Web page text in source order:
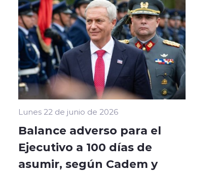
Lunes 22 de junio de 2026
Balance adverso para el
Ejecutivo a 100 días de
asumir, según Cadem y